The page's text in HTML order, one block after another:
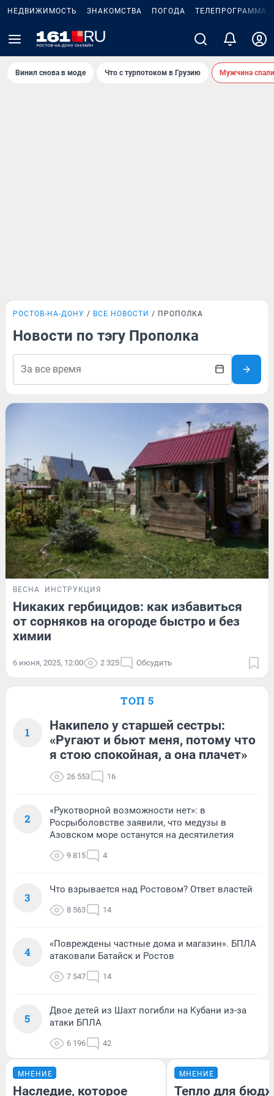
НЕДВИЖИМОСТЬ ЗНАКОМСТВА ПОГОДА ТЕЛЕПРОГРАММА
Винил снова в моде Что с турпотоком в Грузию Мужчина
РОСТОВ-НА-ДОНУ ВСЕ НОВОСТИ ПРОПОЛКА
Новости по тэгу Прополка
ВЕСНА ИНСТРУКЦИЯ
Никаких гербицидов: как избавиться
от сорняков на огороде быстро и без
химии
6 июня, 2025, 12:00 2 325 Обсудить
ТОП 5
1
Накипело у старшей сестры:
«Ругают и бьют меня, потому что
я стою спокойная, а она плачет»
26 553 16
2
«Рукотворной возможности нет»: в
Росрыболовстве заявили, что медузы в
Азовском море останутся на десятилетия
9 815 4
3
Что взрывается над Ростовом? Ответ властей
8 563 14
4
«Повреждены частные дома и магазин». БПЛА
атаковали Батайск и Ростов
7 547 14
5
Двое детей из Шахт погибли на Кубани из-за
атаки БПЛА
6 196 42
МНЕНИЕ
Наследие, которое
МНЕНИЕ
Тепло для